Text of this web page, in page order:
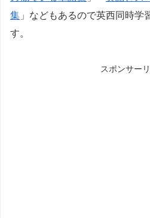
集 」などもあるので英西同時学
す。
スポンサー